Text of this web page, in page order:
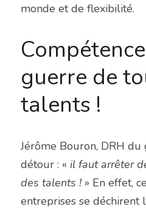
monde et de flexibilité.
guerre de
talents !
Jérôme Bouron, DRH du
détour : « il faut arrêter
des talents ! » En effet,
entreprises se déchirent